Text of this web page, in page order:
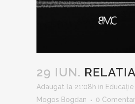
29 IUN.
Adaugat la 21:08h in Educație
Mogos Bogdan
0